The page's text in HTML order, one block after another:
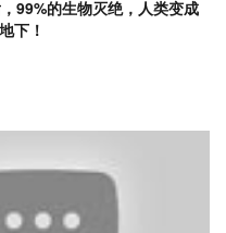
99%的生物灭绝，人类变成
下！